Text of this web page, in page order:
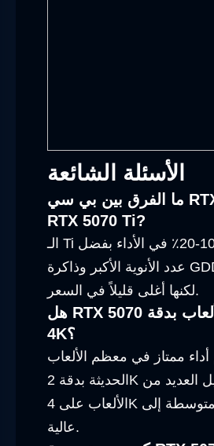
الأسئلة الشائعة
ما الفرق بين بي سي RTX 5070 و
RTX 5070 Ti?
الـ Ti أسرع بنسبة 10-20٪ في الأداء بفضل
عدد الأنوية الأكبر وذاكرة GDDR7 الأعلى،
لكنها أغلى قليلاً في السعر.
هل RTX 5070 مناسب للألعاب بدقة
4K؟
أداء ممتاز في معظم الألعاب
الحديثة بدقة 2K ويمكنه تشغيل العديد من
الألعاب على 4K بإعدادات متوسطة إلى
عالية.